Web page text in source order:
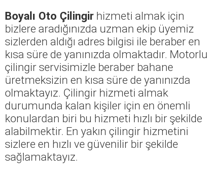
Boyalı Oto Çilingir hizmeti almak için
bizlere aradığınızda uzman ekip üyemiz
sizlerden aldığı adres bilgisi ile beraber en
kısa süre de yanınızda olmaktadır. Motorlu
çilingir servisimizle beraber bahane
üretmeksizin en kısa süre de yanınızda
olmaktayız. Çilingir hizmeti almak
durumunda kalan kişiler için en önemli
konulardan biri bu hizmeti hızlı bir şekilde
alabilmektir. En yakın çilingir hizmetini
sizlere en hızlı ve güvenilir bir şekilde
sağlamaktayız.